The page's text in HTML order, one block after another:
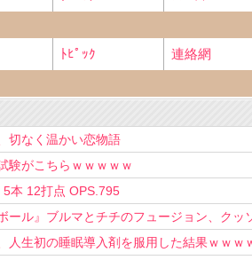
ﾄﾋﾟｯｸ
連絡網
切なく温かい恋物語
験がこちらｗｗｗｗｗ
5本 12打点 OPS.795
ール』ブルマとチチのフュージョン、クッ
人生初の睡眠導入剤を服用した結果ｗｗｗ